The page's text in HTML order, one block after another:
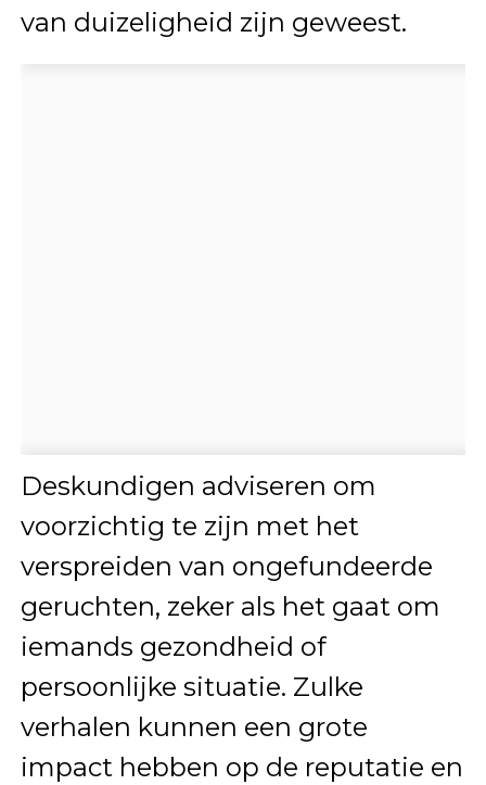
van duizeligheid zijn geweest.
Deskundigen adviseren om
voorzichtig te zijn met het
verspreiden van ongefundeerde
geruchten, zeker als het gaat om
iemands gezondheid of
persoonlijke situatie. Zulke
verhalen kunnen een grote
impact hebben op de reputatie en